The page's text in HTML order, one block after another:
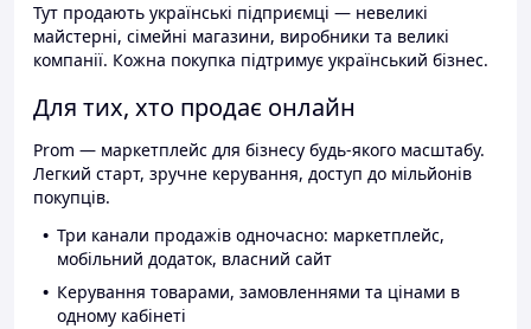
Тут продають українські підприємці — невеликі
майстерні, сімейні магазини, виробники та великі
компанії. Кожна покупка підтримує український бізнес.
Для тих, хто продає онлайн
Prom — маркетплейс для бізнесу будь-якого масштабу.
Легкий старт, зручне керування, доступ до мільйонів
покупців.
Три канали продажів одночасно: маркетплейс,
мобільний додаток, власний сайт
Керування товарами, замовленнями та цінами в
одному кабінеті